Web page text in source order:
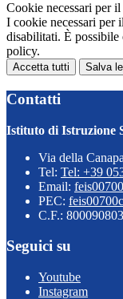
Cookie necessari per
I cookie necessari per
disabilitati. È possibile
policy.
Accetta tutti Salva
Contatti
Istituto di Istruzione
Via della
Tel: Tel: +39
Email:
PEC:
C.F.:
Seguici su
Youtube
Instagram